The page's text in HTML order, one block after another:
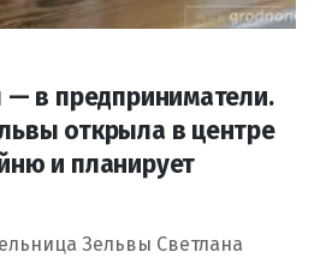
— в предприниматели.
открыла в центре
и планирует
Зельвы Светлана